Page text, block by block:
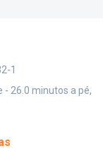
1
- 26.0 minutos a pé,